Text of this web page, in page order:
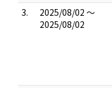
3.
2025/08/02 ～
2025/08/02